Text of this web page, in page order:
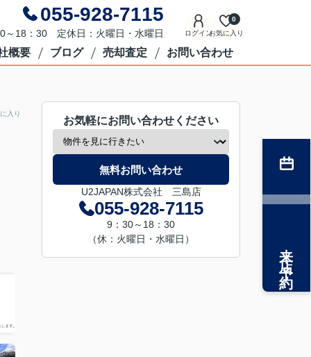
055-928-7115
～18：30 定休日：火曜日・水曜日 ログインお気に入り
0
概要 ブログ 売却査定 お問い合わせ
入り
お気軽にお問い合わせください
無料お問い合わせ
U2JAPAN株式会社 三島店
055-928-7115
9：30～18：30
（休：火曜日・水曜日）
来店予約